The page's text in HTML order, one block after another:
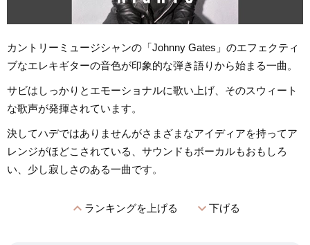
カントリーミュージシャンの「Johnny Gates」のエフェクティ
ブなエレキギターの音色が印象的な弾き語りから始まる一曲。
サビはしっかりとエモーショナルに歌い上げ、そのスウィート
な歌声が発揮されています。
決してハデではありませんがさまざまなアイディアを持ってア
レンジがほどこされている、サウンドもボーカルもおもしろ
い、少し寂しさのある一曲です。
expand_lessランキングを上げる expand_more下げる